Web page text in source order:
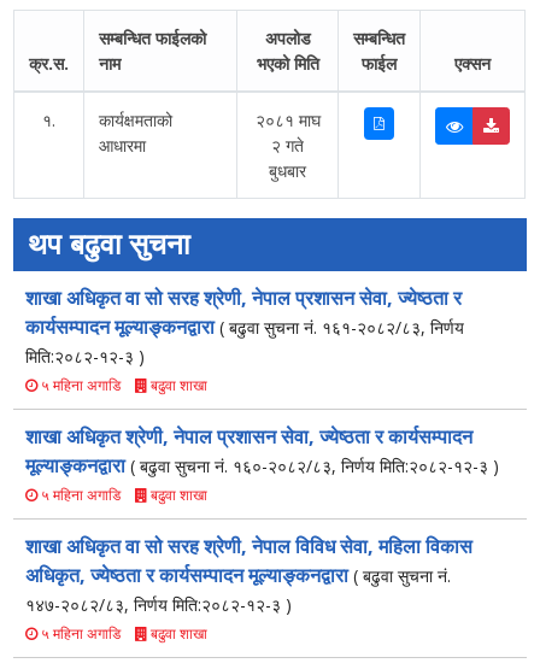
क्र.स.
सम्बन्धित फाईलको
नाम
अपलोड
भएको मिति
सम्बन्धित
फाईल
एक्सन
१.
कार्यक्षमताको
आधारमा
२०८१ माघ
२ गते
बुधबार
थप बढुवा सुचना
शाखा अधिकृत वा सो सरह श्रेणी, नेपाल प्रशासन सेवा, ज्येष्ठता र
कार्यसम्पादन मूल्याङ्कनद्वारा( बढुवा सुचना नं. १६१-२०८२/८३, निर्णय
मिति:२०८२-१२-३ )
५ महिना अगाडि बढुवा शाखा
शाखा अधिकृत श्रेणी, नेपाल प्रशासन सेवा, ज्येष्ठता र कार्यसम्पादन
मूल्याङ्कनद्वारा( बढुवा सुचना नं. १६०-२०८२/८३, निर्णय मिति:२०८२-१२-३ )
५ महिना अगाडि बढुवा शाखा
शाखा अधिकृत वा सो सरह श्रेणी, नेपाल विविध सेवा, महिला विकास
अधिकृत, ज्येष्ठता र कार्यसम्पादन मूल्याङ्कनद्वारा( बढुवा सुचना नं.
१४७-२०८२/८३, निर्णय मिति:२०८२-१२-३ )
५ महिना अगाडि बढुवा शाखा